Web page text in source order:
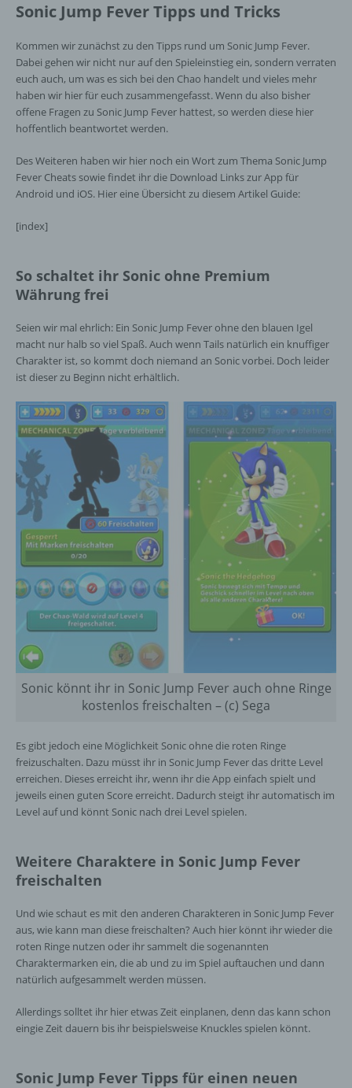
Sonic Jump Fever Tipps und Tricks
Kommen wir zunächst zu den Tipps rund um Sonic Jump Fever.
Dabei gehen wir nicht nur auf den Spieleinstieg ein, sondern verraten
euch auch, um was es sich bei den Chao handelt und vieles mehr
haben wir hier für euch zusammengefasst. Wenn du also bisher
offene Fragen zu Sonic Jump Fever hattest, so werden diese hier
hoffentlich beantwortet werden.
Des Weiteren haben wir hier noch ein Wort zum Thema Sonic Jump
Fever Cheats sowie findet ihr die Download Links zur App für
Android und iOS. Hier eine Übersicht zu diesem Artikel Guide:
[index]
So schaltet ihr Sonic ohne Premium
Währung frei
Seien wir mal ehrlich: Ein Sonic Jump Fever ohne den blauen Igel
macht nur halb so viel Spaß. Auch wenn Tails natürlich ein knuffiger
Charakter ist, so kommt doch niemand an Sonic vorbei. Doch leider
ist dieser zu Beginn nicht erhältlich.
Sonic könnt ihr in Sonic Jump Fever auch ohne Ringe
kostenlos freischalten – (c) Sega
Es gibt jedoch eine Möglichkeit Sonic ohne die roten Ringe
freizuschalten. Dazu müsst ihr in Sonic Jump Fever das dritte Level
erreichen. Dieses erreicht ihr, wenn ihr die App einfach spielt und
jeweils einen guten Score erreicht. Dadurch steigt ihr automatisch im
Level auf und könnt Sonic nach drei Level spielen.
Weitere Charaktere in Sonic Jump Fever
freischalten
Und wie schaut es mit den anderen Charakteren in Sonic Jump Fever
aus, wie kann man diese freischalten? Auch hier könnt ihr wieder die
roten Ringe nutzen oder ihr sammelt die sogenannten
Charaktermarken ein, die ab und zu im Spiel auftauchen und dann
natürlich aufgesammelt werden müssen.
Allerdings solltet ihr hier etwas Zeit einplanen, denn das kann schon
eingie Zeit dauern bis ihr beispielsweise Knuckles spielen könnt.
Sonic Jump Fever Tipps für einen neuen